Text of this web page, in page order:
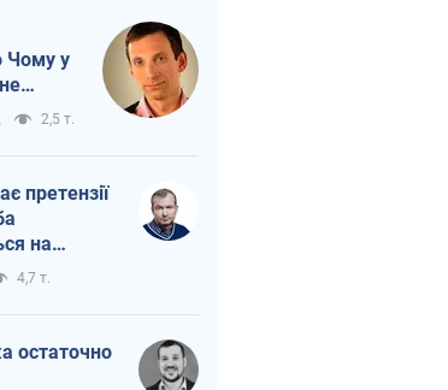
Чому у
2,5 т.
претензії
на
від
4,7 т.
остаточно